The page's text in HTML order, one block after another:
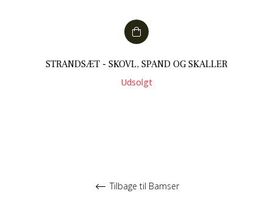
STRANDSÆT - SKOVL, SPAND OG SKALLER
Udsolgt
Tilbage til Bamser